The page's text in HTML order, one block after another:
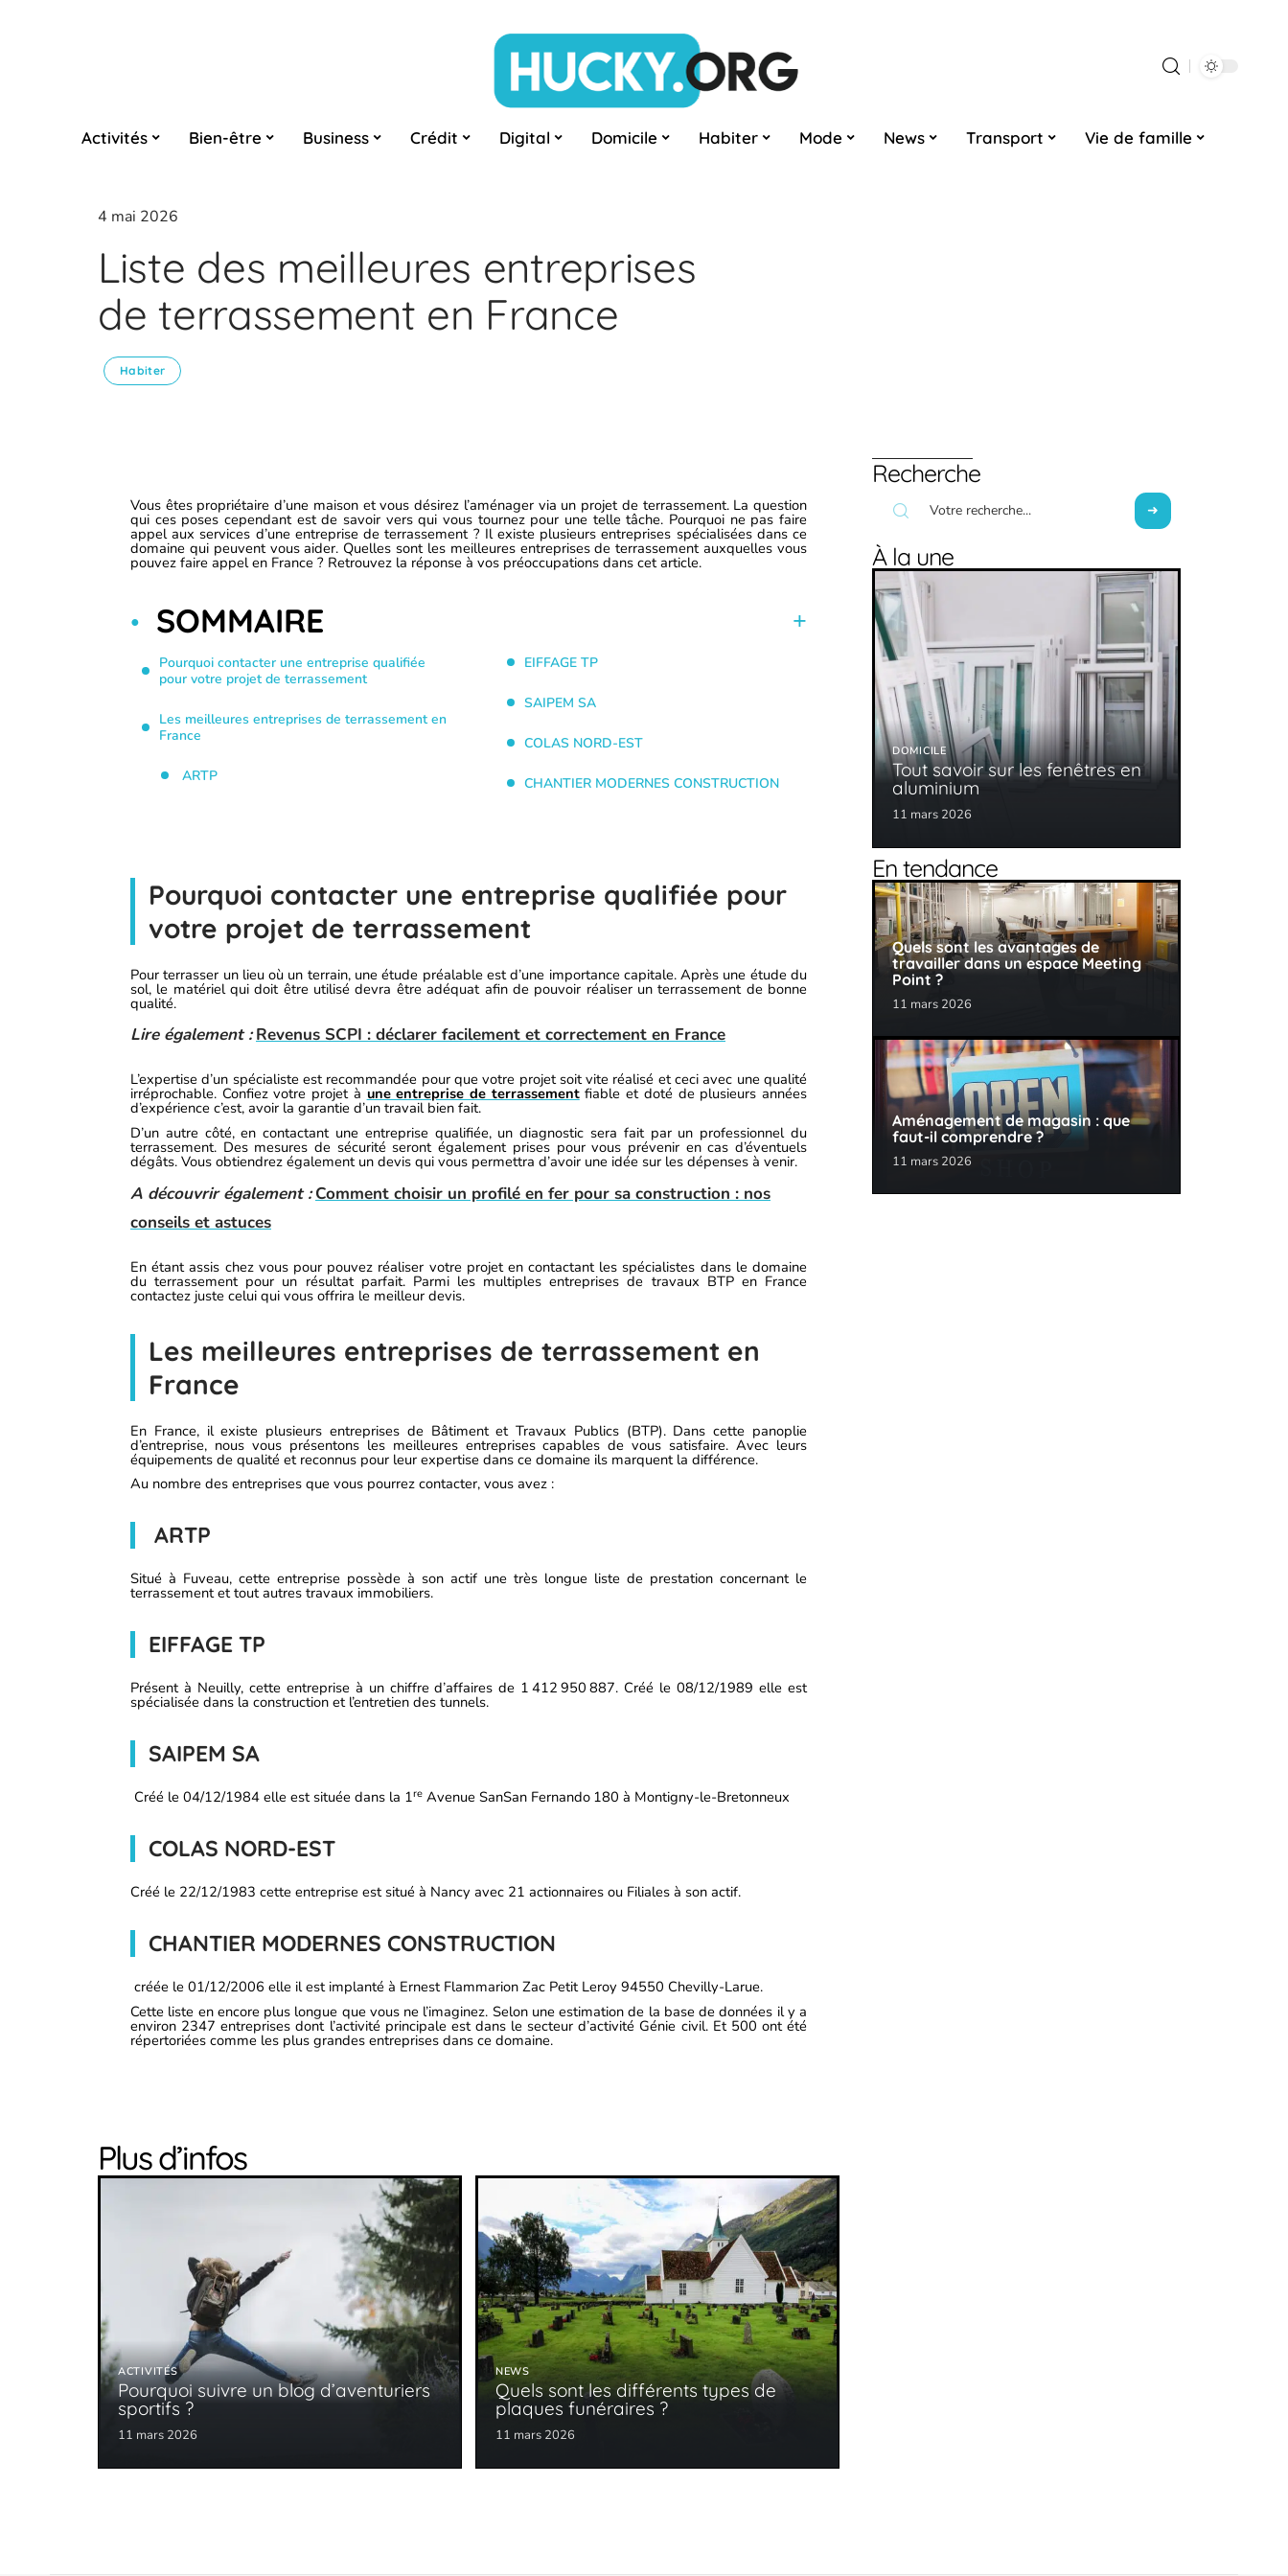
Activités Bien-être Business Crédit Digital Domicile Habiter Mode News Transport Vie de famille
4 mai 2026
Liste des meilleures entreprises
de terrassement en France
Habiter
Vous êtes propriétaire d’une maison et vous désirez l’aménager via un projet de terrassement. La question
qui ces poses cependant est de savoir vers qui vous tournez pour une telle tâche. Pourquoi ne pas faire
appel aux services d’une entreprise de terrassement ? Il existe plusieurs entreprises spécialisées dans ce
domaine qui peuvent vous aider. Quelles sont les meilleures entreprises de terrassement auxquelles vous
pouvez faire appel en France ? Retrouvez la réponse à vos préoccupations dans cet article.
SOMMAIRE
Pourquoi contacter une entreprise qualifiée
pour votre projet de terrassement
Les meilleures entreprises de terrassement en
France
ARTP
EIFFAGE TP
SAIPEM SA
COLAS NORD-EST
CHANTIER MODERNES CONSTRUCTION
Pourquoi contacter une entreprise qualifiée pour
votre projet de terrassement
Pour terrasser un lieu où un terrain, une étude préalable est d’une importance capitale. Après une étude du
sol, le matériel qui doit être utilisé devra être adéquat afin de pouvoir réaliser un terrassement de bonne
qualité.
Lire également : Revenus SCPI : déclarer facilement et correctement en France
L’expertise d’un spécialiste est recommandée pour que votre projet soit vite réalisé et ceci avec une qualité
irréprochable. Confiez votre projet à une entreprise de terrassementfiable et doté de plusieurs années
d’expérience c’est, avoir la garantie d’un travail bien fait.
D’un autre côté, en contactant une entreprise qualifiée, un diagnostic sera fait par un professionnel du
terrassement. Des mesures de sécurité seront également prises pour vous prévenir en cas d’éventuels
dégâts. Vous obtiendrez également un devis qui vous permettra d’avoir une idée sur les dépenses à venir.
A découvrir également : Comment choisir un profilé en fer pour sa construction : nos
conseils et astuces
En étant assis chez vous pour pouvez réaliser votre projet en contactant les spécialistes dans le domaine
du terrassement pour un résultat parfait. Parmi les multiples entreprises de travaux BTP en France
contactez juste celui qui vous offrira le meilleur devis.
Les meilleures entreprises de terrassement en
France
En France, il existe plusieurs entreprises de Bâtiment et Travaux Publics (BTP). Dans cette panoplie
d’entreprise, nous vous présentons les meilleures entreprises capables de vous satisfaire. Avec leurs
équipements de qualité et reconnus pour leur expertise dans ce domaine ils marquent la différence.
Au nombre des entreprises que vous pourrez contacter, vous avez :
ARTP
Situé à Fuveau, cette entreprise possède à son actif une très longue liste de prestation concernant le
terrassement et tout autres travaux immobiliers.
EIFFAGE TP
Présent à Neuilly, cette entreprise à un chiffre d’affaires de 1 412 950 887. Créé le 08/12/1989 elle est
spécialisée dans la construction et l’entretien des tunnels.
SAIPEM SA
Créé le 04/12/1984 elle est située dans la 1re Avenue SanSan Fernando 180 à Montigny-le-Bretonneux
COLAS NORD-EST
Créé le 22/12/1983 cette entreprise est situé à Nancy avec 21 actionnaires ou Filiales à son actif.
CHANTIER MODERNES CONSTRUCTION
créée le 01/12/2006 elle il est implanté à Ernest Flammarion Zac Petit Leroy 94550 Chevilly-Larue.
Cette liste en encore plus longue que vous ne l’imaginez. Selon une estimation de la base de données il y a
environ 2347 entreprises dont l’activité principale est dans le secteur d’activité Génie civil. Et 500 ont été
répertoriées comme les plus grandes entreprises dans ce domaine.
Plus d’infos
ACTIVITÉS
Pourquoi suivre un blog d’aventuriers
sportifs ?
11 mars 2026
NEWS
Quels sont les différents types de
plaques funéraires ?
11 mars 2026
Recherche
À la une
DOMICILE
Tout savoir sur les fenêtres en
aluminium
11 mars 2026
En tendance
Quels sont les avantages de
travailler dans un espace Meeting
Point ?
11 mars 2026
Aménagement de magasin : que
faut-il comprendre ?
11 mars 2026